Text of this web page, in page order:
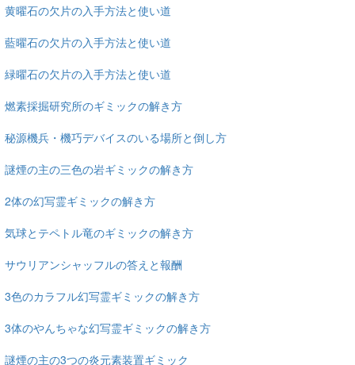
黄曜石の欠片の入手方法と使い道
藍曜石の欠片の入手方法と使い道
緑曜石の欠片の入手方法と使い道
燃素採掘研究所のギミックの解き方
秘源機兵・機巧デバイスのいる場所と倒し方
謎煙の主の三色の岩ギミックの解き方
2体の幻写霊ギミックの解き方
気球とテペトル竜のギミックの解き方
サウリアンシャッフルの答えと報酬
3色のカラフル幻写霊ギミックの解き方
3体のやんちゃな幻写霊ギミックの解き方
謎煙の主の3つの炎元素装置ギミック